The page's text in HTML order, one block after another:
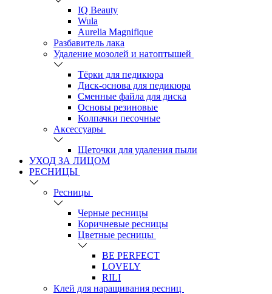
IQ Beauty
Wula
Aurelia Magnifique
Разбавитель лака
Удаление мозолей и натоптышей
Тёрки для педикюра
Диск-основа для педикюра
Сменные файла для диска
Основы резиновые
Колпачки песочные
Аксессуары
Щеточки для удаления пыли
УХОД ЗА ЛИЦОМ
РЕСНИЦЫ
Ресницы
Черные ресницы
Коричневые ресницы
Цветные ресницы
BE PERFECT
LOVELY
RILI
Клей для наращивания ресниц